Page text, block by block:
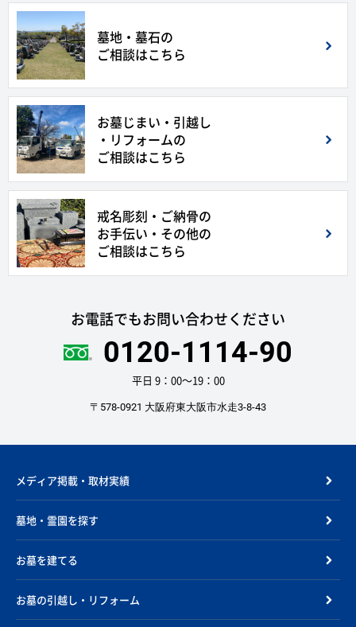
墓地・墓石の
ご相談はこちら
お墓じまい・引越し
・リフォームの
ご相談はこちら
戒名彫刻・ご納骨の
お手伝い・その他の
ご相談はこちら
お電話でもお問い合わせください
0120-1114-90
平日 9：00〜19：00
〒578-0921 大阪府東大阪市水走3-8-43
メディア掲載・取材実績
墓地・霊園を探す
お墓を建てる
お墓の引越し・リフォーム